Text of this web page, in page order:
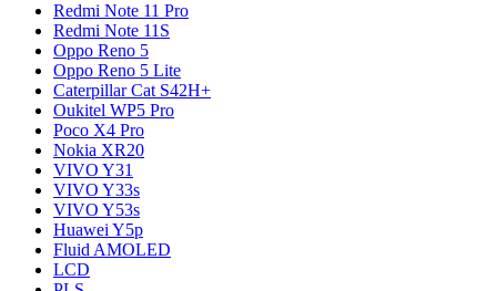
Redmi Note 11 Pro
Redmi Note 11S
Oppo Reno 5
Oppo Reno 5 Lite
Caterpillar Cat S42H+
Oukitel WP5 Pro
Poco X4 Pro
Nokia XR20
VIVO Y31
VIVO Y33s
VIVO Y53s
Huawei Y5p
Fluid AMOLED
LCD